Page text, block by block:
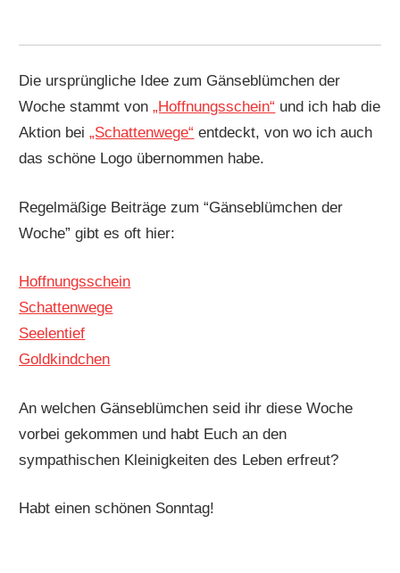
Die ursprüngliche Idee zum Gänseblümchen der
Woche stammt von„Hoffnungsschein“ und ich hab die
Aktion bei„Schattenwege“ entdeckt, von wo ich auch
das schöne Logo übernommen habe.
Regelmäßige Beiträge zum “Gänseblümchen der
Woche” gibt es oft hier:
Hoffnungsschein
Schattenwege
Seelentief
Goldkindchen
An welchen Gänseblümchen seid ihr diese Woche
vorbei gekommen und habt Euch an den
sympathischen Kleinigkeiten des Leben erfreut?
Habt einen schönen Sonntag!